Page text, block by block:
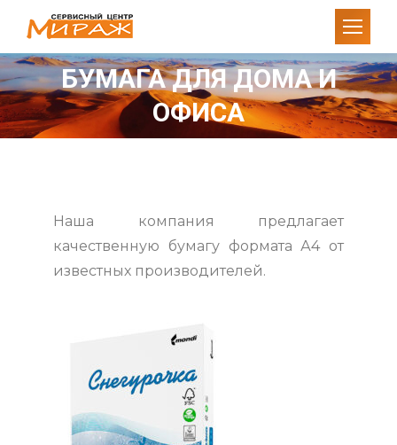
БУМАГА ДЛЯ ДОМА И
ОФИСА
Вы здесь:
Наша компания предлагает
качественную бумагу формата А4 от
известных производителей.